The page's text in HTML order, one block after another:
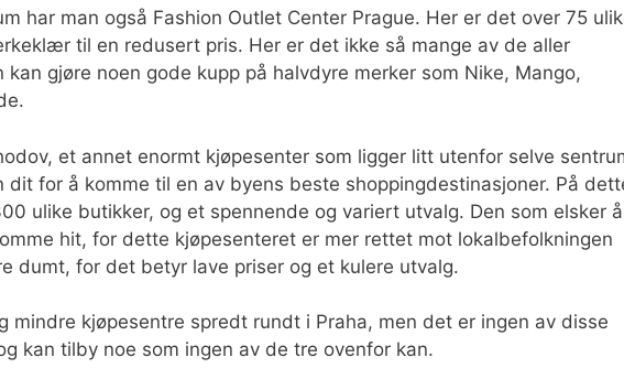
har man også Fashion Outlet Center Prague. Her er det over 75
til en redusert pris. Her er det ikke så mange av de aller
gjøre noen gode kupp på halvdyre merker som Nike, Mango,
et annet enormt kjøpesenter som ligger litt utenfor selve
dit for å komme til en av byens beste shoppingdestinasjoner. På
ulike butikker, og et spennende og variert utvalg. Den som elsker å
hit, for dette kjøpesenteret er mer rettet mot lokalbefolkningen
dumt, for det betyr lave priser og et kulere utvalg.
mindre kjøpesentre spredt rundt i Praha, men det er ingen av disse
kan tilby noe som ingen av de tre ovenfor kan.